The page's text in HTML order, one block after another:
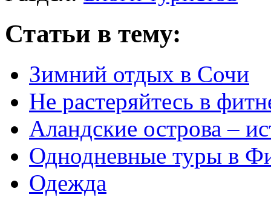
Статьи в тему:
Зимний отдых в Сочи
Не растеряйтесь в
Аландские острова –
Однодневные туры в
Одежда